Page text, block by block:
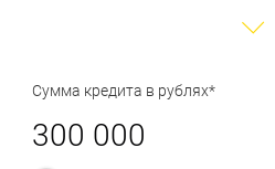
Сумма кредита в рублях*